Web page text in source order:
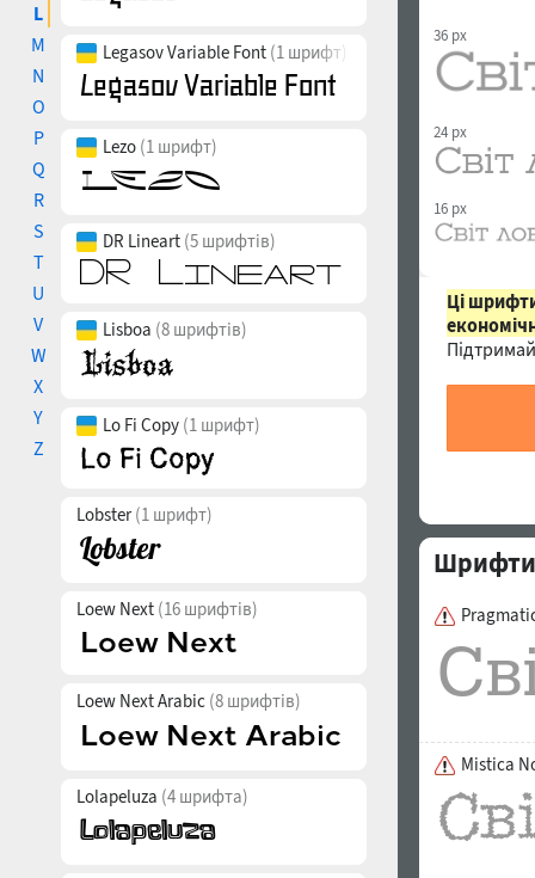
L
M
N
O
P
Q
R
S
T
U
V
W
X
Y
Z
Legasov Variable Font (1 шрифт)
Lezo (1 шрифт)
DR Lineart (5 шрифтів)
Lisboa (8 шрифтів)
Lo Fi Copy (1 шрифт)
Lobster(1 шрифт)
Loew Next (16 шрифтів)
Loew Next Arabic (8 шрифтів)
Lolapeluza (4 шрифта)
36 px
24 px
16 px
Ці
Шрифти
Mistica